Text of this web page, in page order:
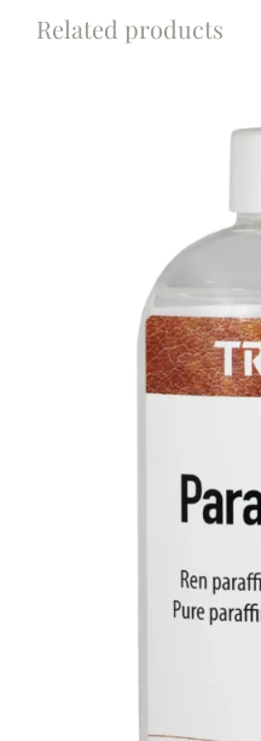
Related products